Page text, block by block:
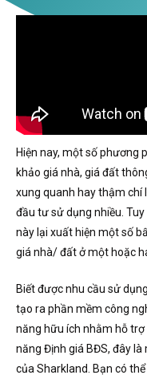
Hiện nay, một số phương
khảo giá nhà, giá đất
xung quanh hay thậm chí
đầu tư sử dụng nhiều.
này lại xuất hiện một số
giá nhà/ đất ở một hoặc
Biết được nhu cầu sử
tạo ra phần mềm công
năng hữu ích nhằm hỗ
năng Định giá BĐS, đây
của Sharkland. Bạn có